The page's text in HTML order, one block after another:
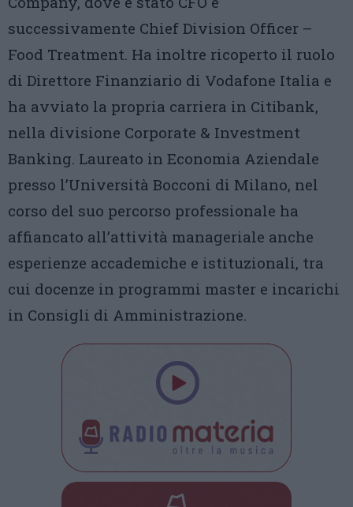
successivamente Chief Division Officer –
Food Treatment. Ha inoltre ricoperto il ruolo
di Direttore Finanziario di Vodafone Italia e
ha avviato la propria carriera in Citibank,
nella divisione Corporate & Investment
Banking. Laureato in Economia Aziendale
presso l’Università Bocconi di Milano, nel
corso del suo percorso professionale ha
affiancato all’attività manageriale anche
esperienze accademiche e istituzionali, tra
cui docenze in programmi master e incarichi
in Consigli di Amministrazione.